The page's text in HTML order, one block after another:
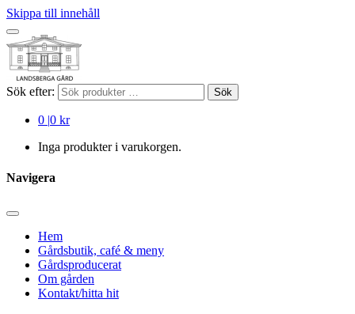
Skippa till innehåll
Sök efter: Sök
0 |0 kr
Inga produkter i varukorgen.
Navigera
Hem
Gårdsbutik, café & meny
Gårdsproducerat
Om gården
Kontakt/hitta hit